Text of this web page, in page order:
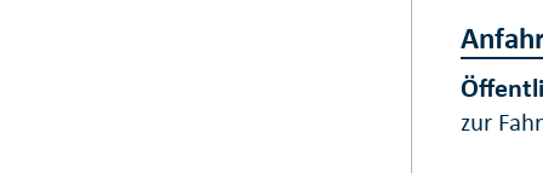
zur